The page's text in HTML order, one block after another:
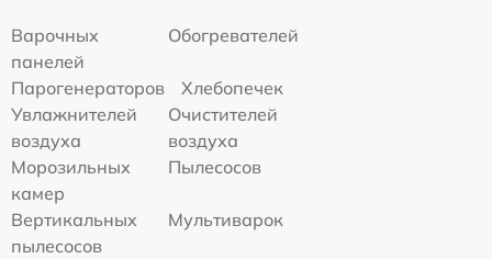
Варочных
панелей
Обогревателей
Парогенераторов
Хлебопечек
Увлажнителей
воздуха
Очистителей
воздуха
Морозильных
камер
Пылесосов
Вертикальных
пылесосов
Мультиварок